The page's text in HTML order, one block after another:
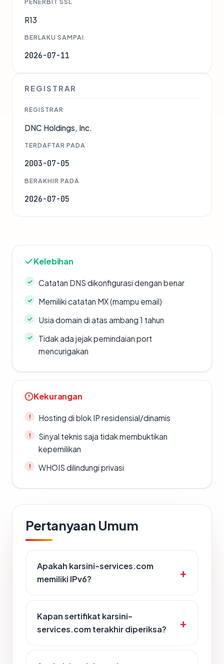
PENERBIT SSL
R13
BERLAKU SAMPAI
2026-07-11
REGISTRAR
REGISTRAR
DNC Holdings, Inc.
TERDAFTAR PADA
2003-07-05
BERAKHIR PADA
2026-07-05
Kelebihan
Catatan DNS dikonfigurasi dengan benar
Memiliki catatan MX (mampu email)
Usia domain di atas ambang 1 tahun
Tidak ada jejak pemindaian port
mencurigakan
Kekurangan
Hosting di blok IP residensial/dinamis
Sinyal teknis saja tidak membuktikan
kepemilikan
WHOIS dilindungi privasi
Pertanyaan Umum
Apakah karsini-services.com
memiliki IPv6?
Kapan sertifikat karsini-
services.com terakhir diperiksa?